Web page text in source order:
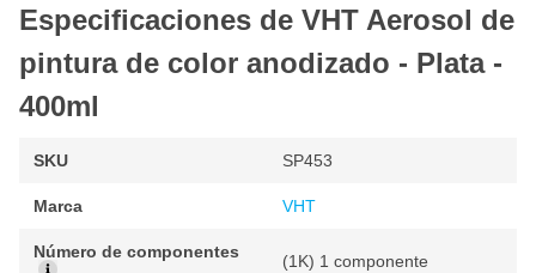
tensiones mecánicas
Especificaciones de VHT Aerosol de
pintura de color anodizado - Plata -
400ml
SKU SP453
Marca VHT
Número de componentes (1K) 1 componente